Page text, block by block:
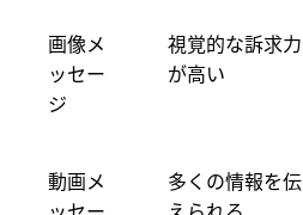
画像メ
ッセー
ジ
視覚的な訴求力
が高い
動画メ
多くの情報を伝